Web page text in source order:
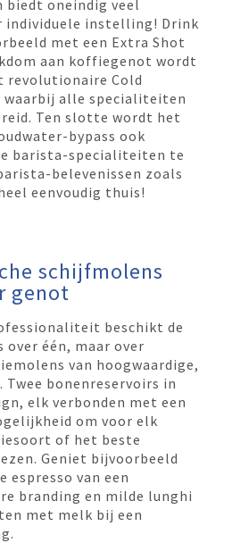
oneindig veel
individuele instelling! Drink
met een Extra Shot
aan koffiegenot wordt
revolutionaire Cold
waarbij alle specialiteiten
Ten slotte wordt het
bypass ook
barista-specialiteiten te
belevenissen zoals
eenvoudig thuis!
schijfmolens
genot
beschikt de
over één, maar over
van hoogwaardige,
Twee bonenreservoirs in
elk verbonden met een
om voor elk
of het beste
Geniet bijvoorbeeld
espresso van een
branding en milde lunghi
met melk bij een